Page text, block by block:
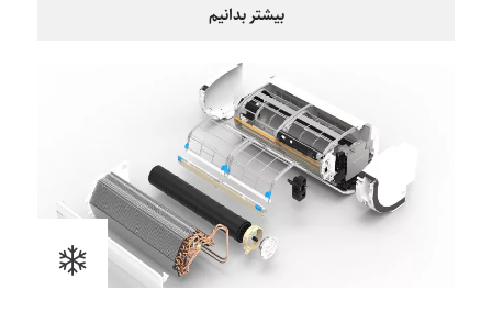
بیشتر بدانیم